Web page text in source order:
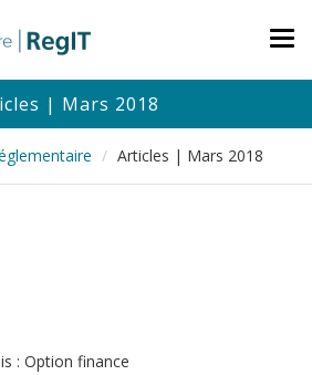
| Mars 2018
Articles | Mars 2018
: Option finance